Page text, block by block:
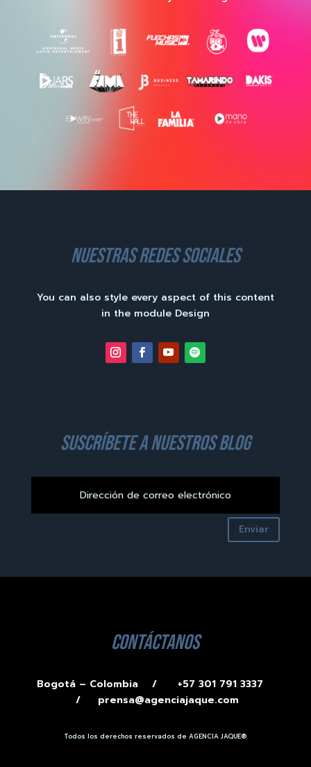
nuestras redes sociales
You can also style every aspect of this content
in the module Design
suscríbete a nuestros blog
Enviar
contáctanos
Bogotá – Colombia /
+57 301 791 3337
/ prensa@agenciajaque.com
Todos los derechos reservados de AGENCIA JAQUE®